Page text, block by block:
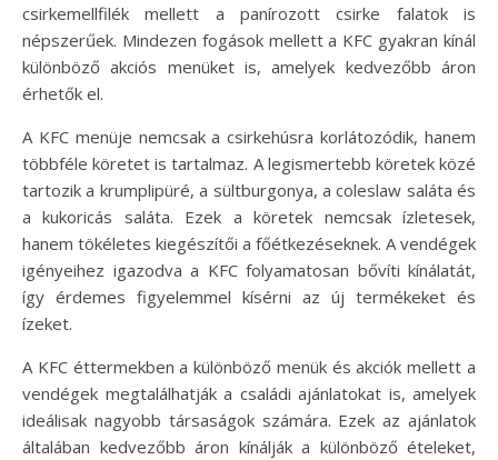
csirkemellfilék mellett a panírozott csirke falatok is
népszerűek. Mindezen fogások mellett a KFC gyakran kínál
különböző akciós menüket is, amelyek kedvezőbb áron
érhetők el.
A KFC menüje nemcsak a csirkehúsra korlátozódik, hanem
többféle köretet is tartalmaz. A legismertebb köretek közé
tartozik a krumplipüré, a sültburgonya, a coleslaw saláta és
a kukoricás saláta. Ezek a köretek nemcsak ízletesek,
hanem tökéletes kiegészítői a főétkezéseknek. A vendégek
igényeihez igazodva a KFC folyamatosan bővíti kínálatát,
így érdemes figyelemmel kísérni az új termékeket és
ízeket.
A KFC éttermekben a különböző menük és akciók mellett a
vendégek megtalálhatják a családi ajánlatokat is, amelyek
ideálisak nagyobb társaságok számára. Ezek az ajánlatok
általában kedvezőbb áron kínálják a különböző ételeket,